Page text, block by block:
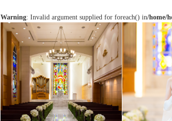
Warning: Invalid argument supplied for foreach() in/home/